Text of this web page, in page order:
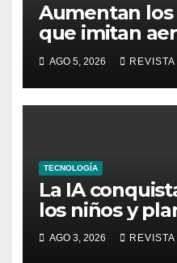
Aumentan
que imitan
hoteles y
AGO 5, 2026
TECNOLOGÍA
La IA
los niños y
retos para su
digital
AGO 3, 2026